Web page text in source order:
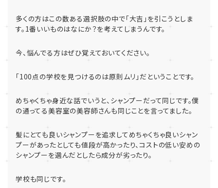
多くの方はこの数ある選択肢の中で「大吉」を引こうとしま
す。 1番いいものはなにか？を考えてしまうんです。
今、悩んでる方はぜひ覚えておいてください。
「100点の学校を見つけるのは原則ムリ」だということです。
めちゃくちゃ身近な話でいうと、 シャンプーだって同じです。僕
の通ってる美容室の美容師さんも同じことを言ってました。
髪にとても良いシャンプーを追求してめちゃくちゃ良いシャン
プーがあったとしても値段が高かったり、コストの低い安めの
シャンプーを選んだとしたら成分が劣ったり。
学校も同じです。